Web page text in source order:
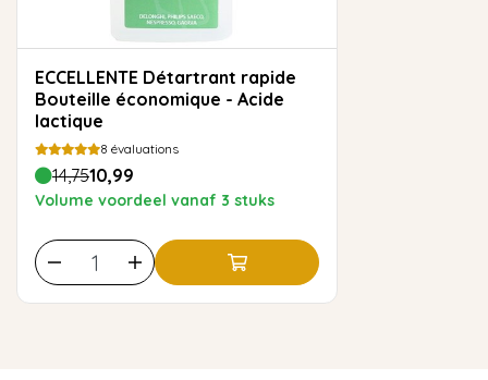
ECCELLENTE Détartrant rapide
Bouteille économique - Acide
lactique
8 évaluations
14,7510,99
Volume voordeel vanaf 3 stuks